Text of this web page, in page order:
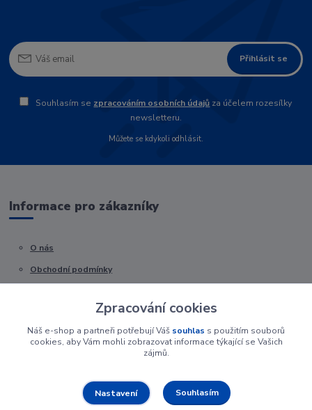
Přihlásit se
Souhlasím se zpracováním osobních údajů za účelem rozesílky
newsletteru.
Můžete se kdykoli odhlásit.
Informace pro zákazníky
O nás
Obchodní podmínky
Zpracování cookies
Náš e-shop a partneři potřebují Váš souhlas s použitím souborů
cookies, aby Vám mohli zobrazovat informace týkající se Vašich
zájmů.
Nastavení Souhlasím